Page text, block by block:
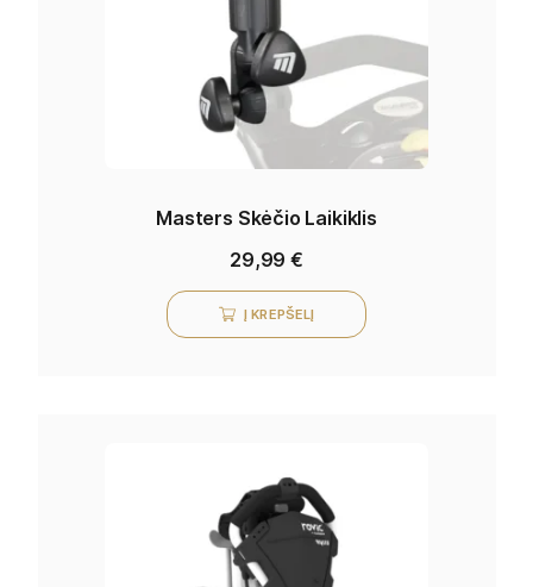
Masters Skėčio Laikiklis
29,99€
Į KREPŠELĮ